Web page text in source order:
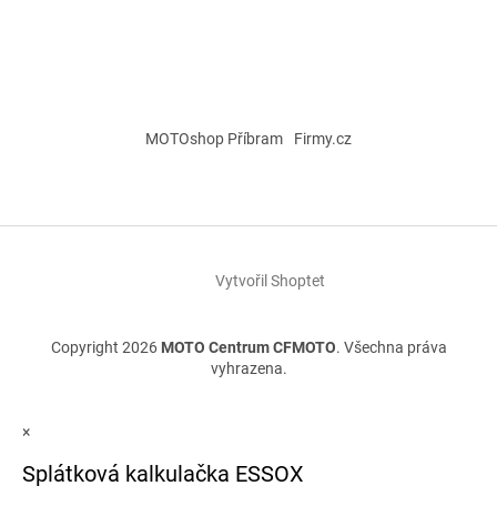
MOTOshop Příbram Firmy.cz
Vytvořil Shoptet
Copyright 2026 MOTO Centrum CFMOTO. Všechna práva
vyhrazena.
×
Splátková kalkulačka ESSOX